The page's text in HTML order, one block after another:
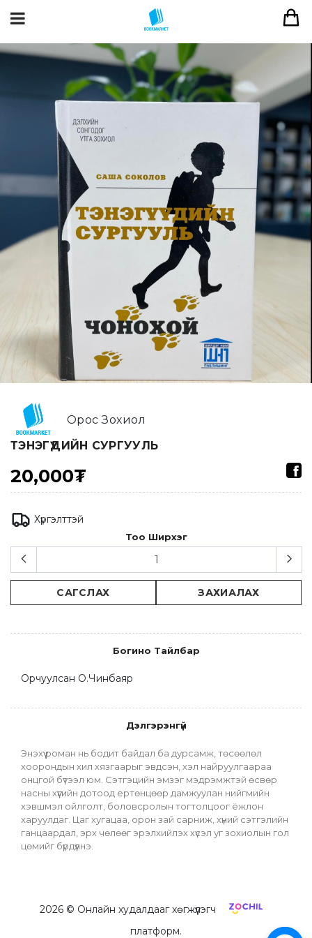
Орос Зохиол
ТЭНЭГҮҮДИЙН СУРГУУЛЬ
20,000₮
Хүргэлттэй
Тоо Ширхэг
САГСЛАХ ЗАХИАЛАХ
Богино Тайлбар
Орчуулсан О.Чинбаяр
Дэлгэрэнгүй
Энэхүү роман нь бодит байдал ба дурсамж, төсөөлөл
хоорондын хил хязгаарыг эвдсэн, хэл найруулгаараа
онцгой бүтээл юм. Сэтгэцийн эмзэг мэдрэмжтэй өсвөр
насны хүүгийн дотоод ертөнцөөр дамжуулан нийгмийн
хэвшмэл ойлголт, боловсролын тогтолцоог ёжлон
харуулдаг. Цаг хугацаа, орон зай сарниж, хүний сэтгэлийн
ганцаардал, эрх чөлөөг эрэлхийлэх хүсэл уг зохиолын гол
цөмийг бүрдүүлнэ.
2026© Онлайн худалдааг хөгжүүлэгч
платформ.